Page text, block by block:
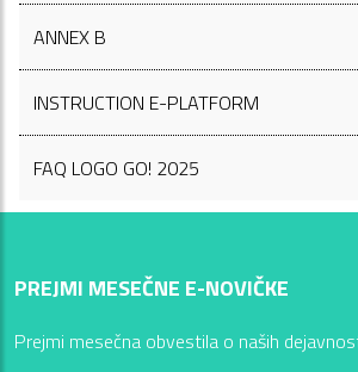
ANNEX B
INSTRUCTION E-PLATFORM
FAQ LOGO GO! 2025
PREJMI MESEČNE E-NOVIČKE
Prejmi mesečna obvestila o naših